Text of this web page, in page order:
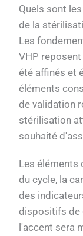
Quels sont
de la
Les
VHP
été affinés et
éléments
de validation
stérilisation
souhaité
Les éléments
du cycle, la
des
dispositifs de
l'accent sera